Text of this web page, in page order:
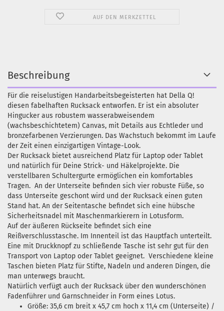
AUF DEN MERKZETTEL
Beschreibung
Für die reiselustigen Handarbeitsbegeisterten hat Della Q!
diesen fabelhaften Rucksack entworfen. Er ist ein absoluter
Hingucker aus robustem wasserabweisendem
(wachsbeschichtetem) Canvas, mit Details aus Echtleder und
bronzefarbenen Verzierungen. Das Wachstuch bekommt im Laufe
der Zeit einen einzigartigen Vintage-Look.
Der Rucksack bietet ausreichend Platz für Laptop oder Tablet
und natürlich für Deine Strick- und Häkelprojekte. Die
verstellbaren Schultergurte ermöglichen ein komfortables
Tragen. An der Unterseite befinden sich vier robuste Füße, so
dass Unterseite geschont wird und der Rucksack einen guten
Stand hat. An der Seitentasche befindet sich eine hübsche
Sicherheitsnadel mit Maschenmarkierern in Lotusform.
Auf der äußeren Rückseite befindet sich eine
Reißverschlusstasche. Im Innenteil ist das Hauptfach unterteilt.
Eine mit Druckknopf zu schließende Tasche ist sehr gut für den
Transport von Laptop oder Tablet geeignet. Verschiedene kleine
Taschen bieten Platz für Stifte, Nadeln und anderen Dingen, die
man unterwegs braucht.
Natürlich verfügt auch der Rucksack über den wunderschönen
Fadenführer und Garnschneider in Form eines Lotus.
Größe: 35,6 cm breit x 45,7 cm hoch x 11,4 cm (Unterseite) /